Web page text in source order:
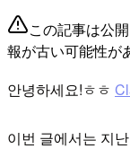
この記事は公
報が古い可能性が
안녕하세요!ㅎㅎ
이번 글에서는 지